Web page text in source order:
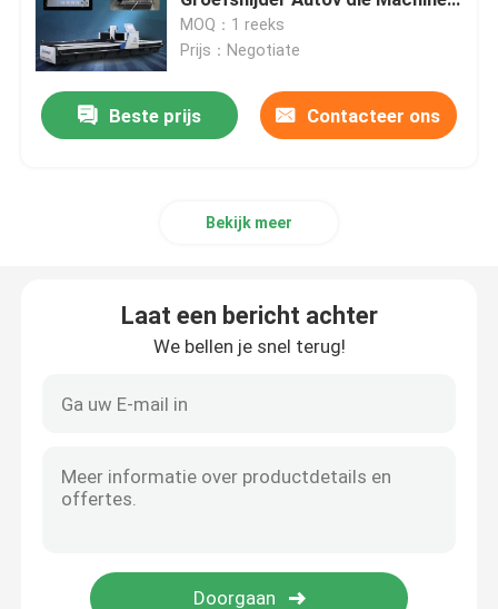
Horizontale V-Snijmachine
V de Machine van de Groefsnijder
CNC V Snijmachine
V Inlassende Machine
V Groefmachine voor Metaal
groeven
MOQ：1 reeks
Prijs：Negotiate
Beste prijs Contacteer ons
Bekijk meer
Laat een bericht achter
We bellen je snel terug!